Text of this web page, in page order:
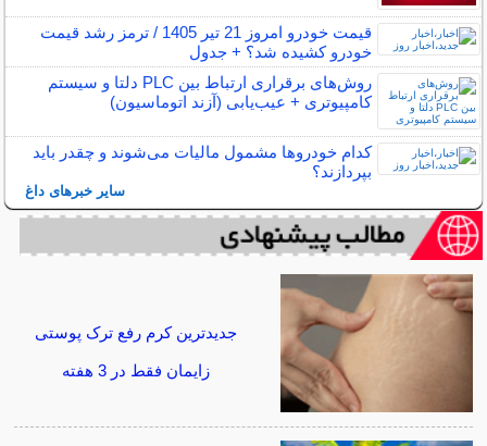
قیمت خودرو امروز 21 تیر 1405 / ترمز رشد قیمت
خودرو کشیده شد؟ + جدول
روش‌های برقراری ارتباط بین PLC دلتا و سیستم
کامپیوتری + عیب‌یابی (آزند اتوماسیون)
کدام خودروها مشمول مالیات می‌شوند و چقدر باید
بپردازند؟
سایر خبرهای داغ
جدیدترین کرم رفع ترک پوستی
زایمان فقط در 3 هفته